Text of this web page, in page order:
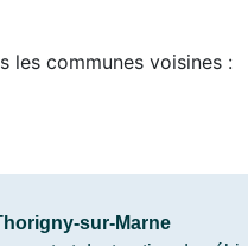
les communes voisines :
sur-Marne